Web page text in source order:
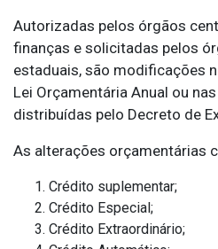
Autorizadas pelos órgãos
finanças e solicitadas pelos
estaduais, são modificações
Lei Orçamentária Anual ou
distribuídas pelo Decreto de
As alterações orçamentárias
Crédito suplementar;
Crédito Especial;
Crédito Extraordinário;